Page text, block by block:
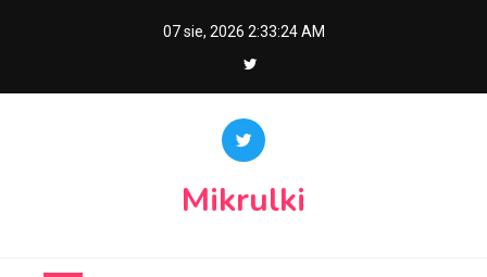
07 sie, 2026 2:33:24 AM
Mikrulki